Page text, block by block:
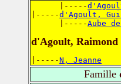
      |-----
|-----d'Agoult,
      |-----
Aube
d'Agoult, Raimond
|-----N, Jeanne
Famille